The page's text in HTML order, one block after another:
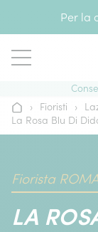
Per la
Home› Fioristi ›
La Rosa Blu Di
Fiorista
LA